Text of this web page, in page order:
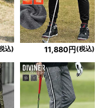
込) 11,880円 (税込)